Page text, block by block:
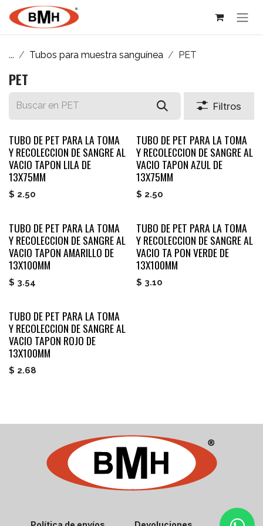
Ir al contenido
... Tubos para muestra sanguínea PET
PET
Filtros
TUBO DE PET PARA LA TOMA
Y RECOLECCION DE SANGRE AL
VACIO TAPON LILA DE
13X75MM
$ 2.50
TUBO DE PET PARA LA TOMA
Y RECOLECCION DE SANGRE AL
VACIO TAPON AZUL DE
13X75MM
$ 2.50
TUBO DE PET PARA LA TOMA
Y RECOLECCION DE SANGRE AL
VACIO TAPON AMARILLO DE
13X100MM
$ 3.54
TUBO DE PET PARA LA TOMA
Y RECOLECCION DE SANGRE AL
VACIO TA PON VERDE DE
13X100MM
$ 3.10
TUBO DE PET PARA LA TOMA
Y RECOLECCION DE SANGRE AL
VACIO TAPON ROJO DE
13X100MM
$ 2.68